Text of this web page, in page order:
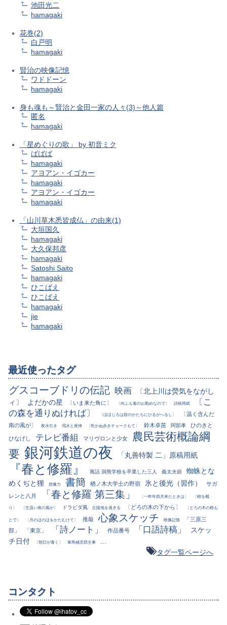
池田光二
hamagaki
花巻(2)
白戸明
hamagaki
賢治の映像記憶
ワドドーン
hamagaki
身も魂も～賢治と金田一家の人々(3)～他人篇
匿名
hamagaki
「星めぐりの歌」 by 初音ミク
ばばば
hamagaki
アヨアン・イゴカー
hamagaki
アヨアン・イゴカー
hamagaki
「山川草木悉皆成仏」の由来(1)
大垣国久
hamagaki
大久保邦彦
hamagaki
Satoshi Saito
hamagaki
ひこばえ
ひこばえ
hamagaki
jie
hamagaki
最近使ったタグ
グスコーブドリの伝記 映画
〔北上川は熒気をながし
ィ〕
よだかの星 〔いま来た角に〕 〔向ふも春のお勤めなので〕 詩稿用紙
〔こ
の森を通りぬければ〕
〔ほほじろは鼓のかたちにひるがへるし〕
〔温く含んだ
南の風が〕
夜水引き 渇水と座禅 〔乾かぬ赤きチョークもて〕 鈴木卓苗 阿部孝 ひのきと
ひなげし テレビ番組 マリヴロンと少女
農民芸術概論綱
要 銀河鉄道の夜 「丸善特製 二」原稿用紙
『春と修羅』 寓話 洞熊学校を卒業した三人 義太夫節
蜘蛛とな
めくぢと狸
想像力 書簡 楢ノ木大学士の野宿 氷と後光（習作）
サガ
レンと八月
「春と修羅 第三集」 〔一昨年四月来たときは〕 〔根を截
り〕 〔生温い南の風が〕 ドラビダ風 丘陵地を過ぎる 〔どろの木の下から〕 〔どろの木の根も
とで〕 〔月のほのほをかたむけて〕 推敲 心象スケッチ 映像記憶
「三原三
部」
「東京」 「詩ノート」 作品番号 「口語詩稿」
スケッ
チ日付
〔朝日が青く〕 軍馬補充部主事
タグ一覧ページへ
コンタクト